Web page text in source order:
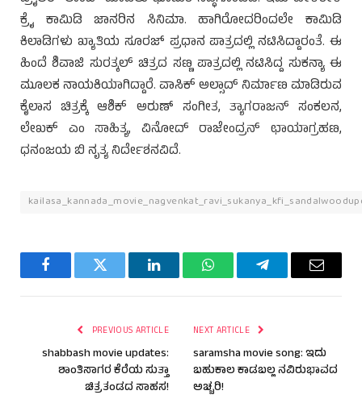
ಕ್ರೈ ಕಾಮಿಡಿ ಜಾನರಿನ ಸಿನಿಮಾ. ಹಾಗಿರೋದರಿಂದಲೇ ಕಾಮಿಡಿ
ಕಿಲಾಡಿಗಳು ಖ್ಯಾತಿಯ ಸೂರಜ್ ಪ್ರಧಾನ ಪಾತ್ರದಲ್ಲಿ ನಟಿಸಿದ್ದಾರಂತೆ. ಈ
ಹಿಂದೆ ಶಿವಾಜಿ ಸುರತ್ಕಲ್ ಚಿತ್ರದ ಸಣ್ಣ ಪಾತ್ರದಲ್ಲಿ ನಟಿಸಿದ್ದ ಸುಕನ್ಯಾ ಈ
ಮೂಲಕ ನಾಯಕಿಯಾಗಿದ್ದಾರೆ. ವಾಸಿಕ್ ಅಲ್ಸಾದ್ ನಿರ್ಮಾಣ ಮಾಡಿರುವ
ಕೈಲಾಸ ಚಿತ್ರಕ್ಕೆ ಆಶಿಕ್ ಅರುಣ್ ಸಂಗೀತ, ತ್ಯಾಗರಾಜನ್ ಸಂಕಲನ,
ಲೇಖಕ್ ಎಂ ಸಾಹಿತ್ಯ, ವಿನೋದ್ ರಾಜೇಂದ್ರನ್ ಛಾಯಾಗ್ರಹಣ,
ಧನಂಜಯ ಬಿ ನೃತ್ಯ ನಿರ್ದೇಶನವಿದೆ.
FacebookTwitter LinkedInWhatsAppTelegramEmail
PREVIOUS ARTICLE
shabbash movie updates:
ಶಾಂತಿಸಾಗರ ಕೆರೆಯ ಸುತ್ತಾ
ಚಿತ್ರತಂಡದ ಸಾಹಸ!
NEXT ARTICLE
saramsha movie song: ಇದು
ಬಹುಕಾಲ ಕಾಡಬಲ್ಲ ನವಿರುಭಾವದ
ಅಚ್ಚರಿ!